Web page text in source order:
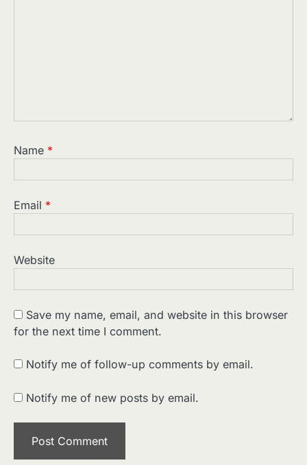
Name *
Email *
Website
Save my name, email, and website in this browser
for the next time I comment.
Notify me of follow-up comments by email.
Notify me of new posts by email.
शुरुआती दौर की खतरनाक हकीकत
जब एक बादशाह को भीड़ में खड़ा होना पड़ा —
The Last Command (1928) Review